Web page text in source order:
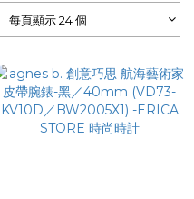
每頁顯示 24 個